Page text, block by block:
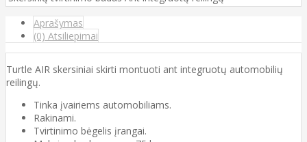
Aprašymas
(0) Atsiliepimai
Turtle AIR skersiniai skirti montuoti ant integruotų automobilių
reilingų.
Tinka įvairiems automobiliams.
Rakinami.
Tvirtinimo bėgelis įrangai.